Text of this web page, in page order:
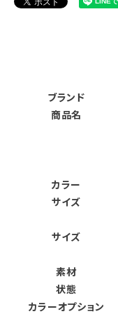
ブランド
商品名
カラー
サイズ
サイズ
素材
状態
カラーオプション